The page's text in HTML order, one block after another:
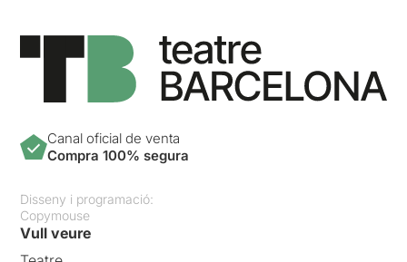
Canal oficial de venta
Compra 100% segura
Disseny i programació:
Copymouse
Vull veure